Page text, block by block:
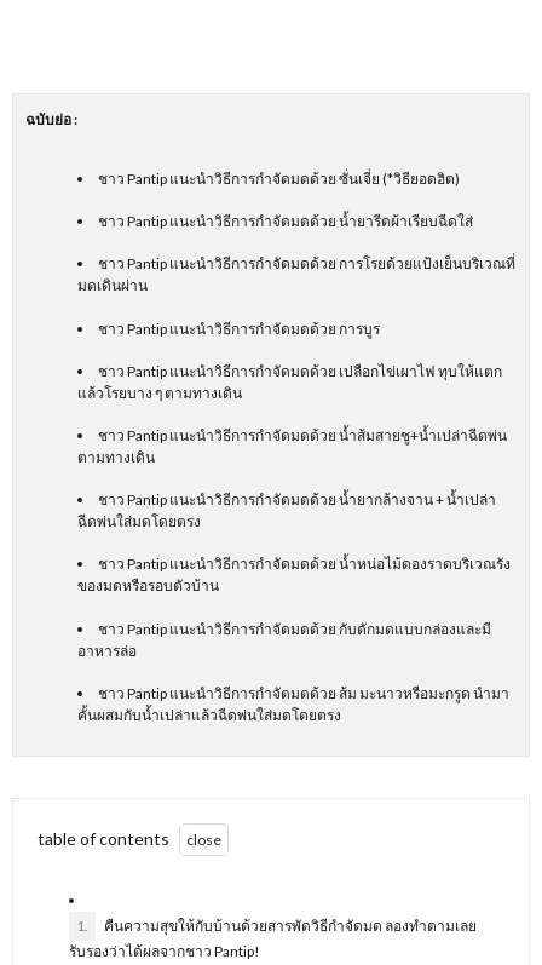
ฉบับย่อ:
ชาว Pantip แนะนำวิธีการกำจัดมดด้วย ซั่นเจี่ย (*วิธียอดฮิต)
ชาว Pantip แนะนำวิธีการกำจัดมดด้วย น้ำยารีดผ้าเรียบฉีดใส่
ชาว Pantip แนะนำวิธีการกำจัดมดด้วย การโรยด้วยแป้งเย็นบริเวณที่
มดเดินผ่าน
ชาว Pantip แนะนำวิธีการกำจัดมดด้วย การบูร
ชาว Pantip แนะนำวิธีการกำจัดมดด้วย เปลือกไข่เผาไฟ ทุบให้แตก
แล้วโรยบาง ๆ ตามทางเดิน
ชาว Pantip แนะนำวิธีการกำจัดมดด้วย น้ำส้มสายชู+น้ำเปล่าฉีดพ่น
ตามทางเดิน
ชาว Pantip แนะนำวิธีการกำจัดมดด้วย น้ำยากล้างจาน + น้ำเปล่า
ฉีดพ่นใส่มดโดยตรง
ชาว Pantip แนะนำวิธีการกำจัดมดด้วย น้ำหน่อไม้ดองราดบริเวณรัง
ของมดหรือรอบตัวบ้าน
ชาว Pantip แนะนำวิธีการกำจัดมดด้วย กับดักมดแบบกล่องและมี
อาหารล่อ
ชาว Pantip แนะนำวิธีการกำจัดมดด้วย ส้ม มะนาวหรือมะกรูด นำมา
คั้นผสมกับน้ำเปล่าแล้วฉีดพ่นใส่มดโดยตรง
table of contents
1.
คืนความสุขให้กับบ้านด้วยสารพัดวิธีกำจัดมด ลองทำตามเลย
รับรองว่าได้ผลจากชาว Pantip!